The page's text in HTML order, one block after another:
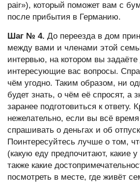
pair»), который поможет вам с
после прибытия в Германию.
Шаг № 4. До переезда в дом
между вами и членами этой
интервью, на котором вы задаёте
интересующие вас вопросы.
чём угодно. Таким образом, ни
будет знать, о чём её спросят, а
заранее подготовиться к ответу.
нежелательно, если вы всё время
спрашивать о деньгах и об
Поинтересуйтесь лучше о том,
(какую еду предпочитают, какие
также какие
посмотреть в месте, где живёт